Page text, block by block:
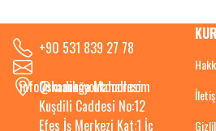
+90 531 839 27 78
info@kadikoyoutdoor.com
Osmanağa Mahallesi
Kuşdili Caddesi No:12
Efes İş Merkezi Kat:1 İç